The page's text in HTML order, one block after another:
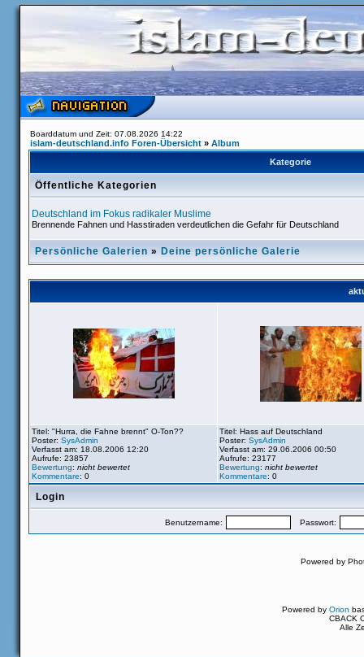
Boarddatum und Zeit: 07.08.2026 14:22
islam-deutschland.info Foren-Übersicht » Album
Kategorie
Öffentliche Kategorien
Deutschland im Fokus radikaler Muslime
Brennende Fahnen und Hasstiraden verdeutlichen die Gefahr für Deutschland
Persönliche Galerien » Deine persönliche Galerie
Titel: "Hurra, die Fahne brennt" O-Ton??
Poster: SysAdmin
Verfasst am: 18.08.2006 12:20
Aufrufe: 23857
Bewertung: nicht bewertet
Kommentare: 0
Titel: Hass auf Deutschland
Poster: SysAdmin
Verfasst am: 29.06.2006 00:50
Aufrufe: 23177
Bewertung: nicht bewertet
Kommentare: 0
Login
Benutzername: Passwort:
Powered by
Powered byOrion
CBACK
Alle